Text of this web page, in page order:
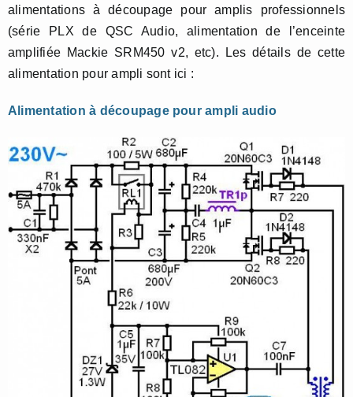
alimentations à découpage pour amplis professionnels
(série PLX de QSC Audio, alimentation de l’enceinte
amplifiée Mackie SRM450 v2, etc). Les détails de cette
alimentation pour ampli sont ici :
Alimentation à découpage pour ampli audio